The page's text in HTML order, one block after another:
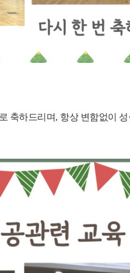
축하드리며, 항상 변함없이